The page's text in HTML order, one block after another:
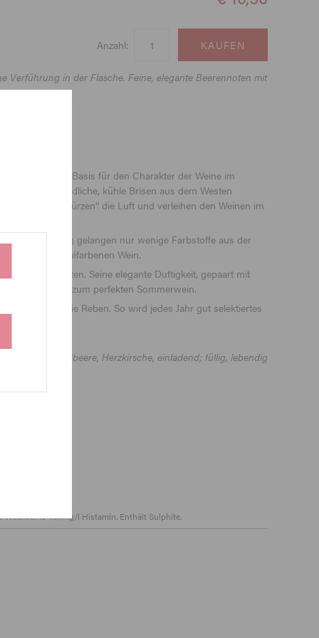
Anzahl:
Verführung in der Flasche. Feine, elegante Beerennoten mit
bildet die Basis für den Charakter der Weine im
durch abendliche, kühle Brisen aus dem Westen
zu Tal. Sie „würzen“ die Luft und verleihen den Weinen im
Pressung gelangen nur wenige Farbstoffe aus der
hell roséfarbenen Wein.
und hellen Blüten. Seine elegante Duftigkeit, gepaart mit
gut gekühlt zum perfekten Sommerwein.
Basis für die Reben. So wird jedes Jahr gut selektiertes
Erdbeere, Herzkirsche, einladend; füllig, lebendig
<0,1mg/l Histamin. Enthält Sulphite.